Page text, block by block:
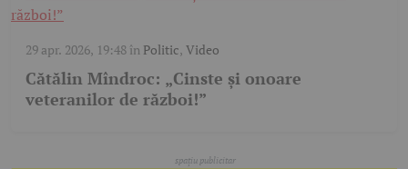
29 apr. 2026, 19:48 în Politic, Video
Cătălin Mîndroc: „Cinste și onoare
veteranilor de război!”